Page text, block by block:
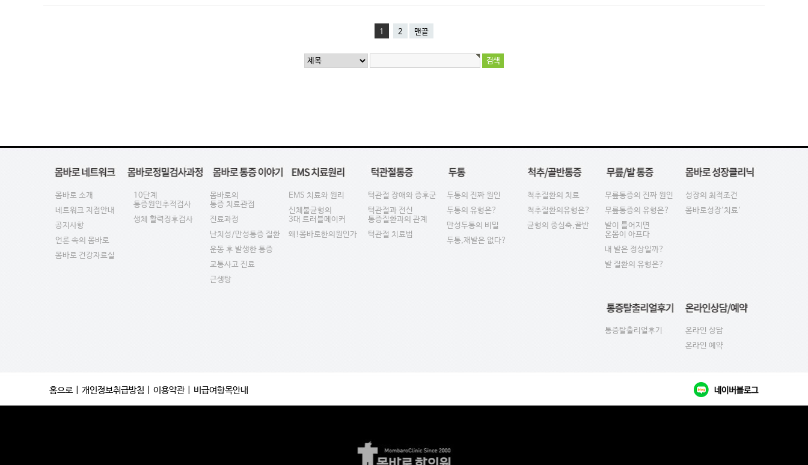
1 2 맨끝
몸바로 소개
네트워크 지점안내
공지사항
언론 속의 몸바로
몸바로 건강자료실
10단계
통증원인추적검사
생체 활력징후검사
몸바로의
통증 치료관점
진료과정
난치성/만성통증 질환
운동 후 발생한 통증
교통사고 진료
근생탕
EMS 치료와 원리
신체불균형의
3대 트러블메이커
왜!몸바로한의원인가
턱관절 장애와 증후군
턱관절과 전신
통증질환과의 관계
턱관절 치료법
두통의 진짜 원인
두통의 유형은?
만성두통의 비밀
두통,재발은 없다?
척추질환의 치료
척추질환의유형은?
균형의 중심축,골반
무릎통증의 진짜 원인
무릎통증의 유형은?
발이 틀어지면
온몸이 아프다
내 발은 정상일까?
발 질환의 유형은?
성장의 최적조건
몸바로성장'치료'
통증탈출리얼후기
온라인 상담
온라인 예약
홈으로 개인정보취급방침 이용약관| 비급여항목안내